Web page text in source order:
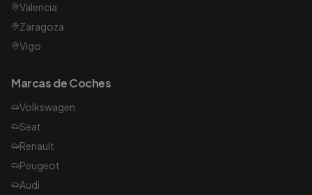
Valencia
Zaragoza
Vigo
Marcas de Coches
Volkswagen
Seat
Renault
Peugeot
Audi